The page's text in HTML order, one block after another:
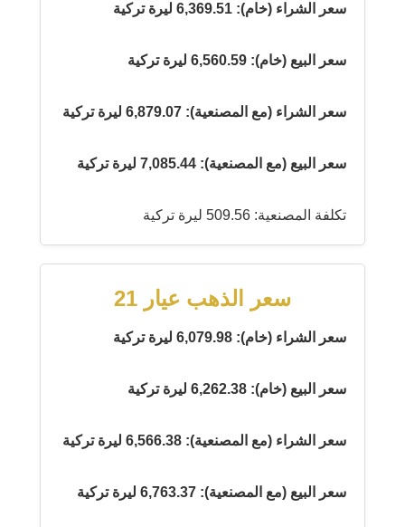
سعر الشراء (خام): 6,369.51 ليرة تركية
سعر البيع (خام): 6,560.59 ليرة تركية
سعر الشراء (مع المصنعية): 6,879.07 ليرة تركية
سعر البيع (مع المصنعية): 7,085.44 ليرة تركية
تكلفة المصنعية: 509.56 ليرة تركية
سعر الذهب عيار 21
سعر الشراء (خام): 6,079.98 ليرة تركية
سعر البيع (خام): 6,262.38 ليرة تركية
سعر الشراء (مع المصنعية): 6,566.38 ليرة تركية
سعر البيع (مع المصنعية): 6,763.37 ليرة تركية